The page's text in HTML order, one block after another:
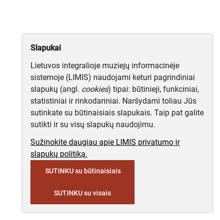
Slapukai
Lietuvos integralioje muziejų informacinėje
sistemoje (LIMIS) naudojami keturi pagrindiniai
slapukų (angl. cookies) tipai: būtinieji, funkciniai,
statistiniai ir rinkodariniai. Naršydami toliau Jūs
sutinkate su būtinaisiais slapukais. Taip pat galite
sutikti ir su visų slapukų naudojimu.
Sužinokite daugiau apie LIMIS privatumo ir
slapukų politiką.
SUTINKU su būtinaisiais
SUTINKU su visais